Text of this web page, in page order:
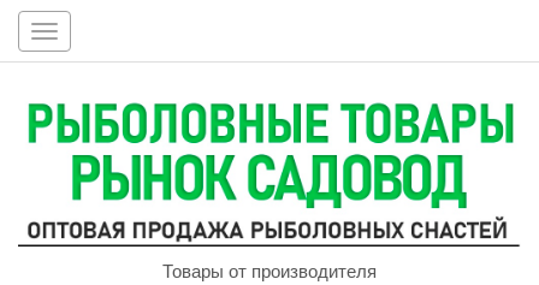
Toggle
navigation
Товары от производителя